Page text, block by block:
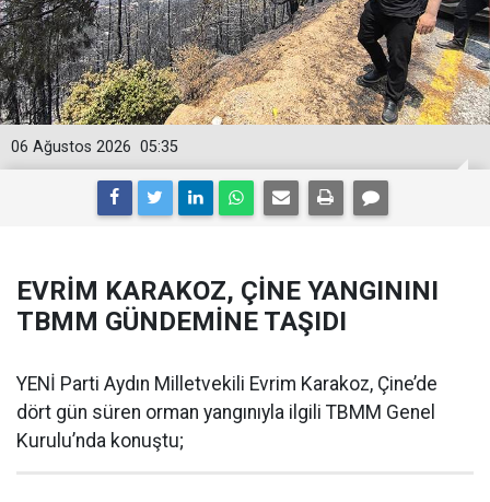
05:35
06 Ağustos 2026
EVRİM KARAKOZ, ÇİNE YANGININI
TBMM GÜNDEMİNE TAŞIDI
YENİ Parti Aydın Milletvekili Evrim Karakoz, Çine’de
dört gün süren orman yangınıyla ilgili TBMM Genel
Kurulu’nda konuştu;